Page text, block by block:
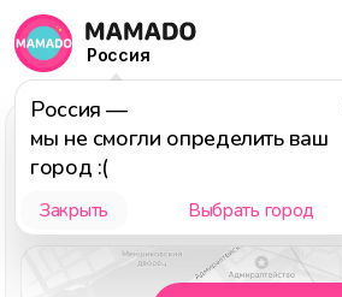
Россия
Россия —
мы не смогли определить ваш
город :(
Закрыть Выбрать город
Отели и
санатории
За город В городе